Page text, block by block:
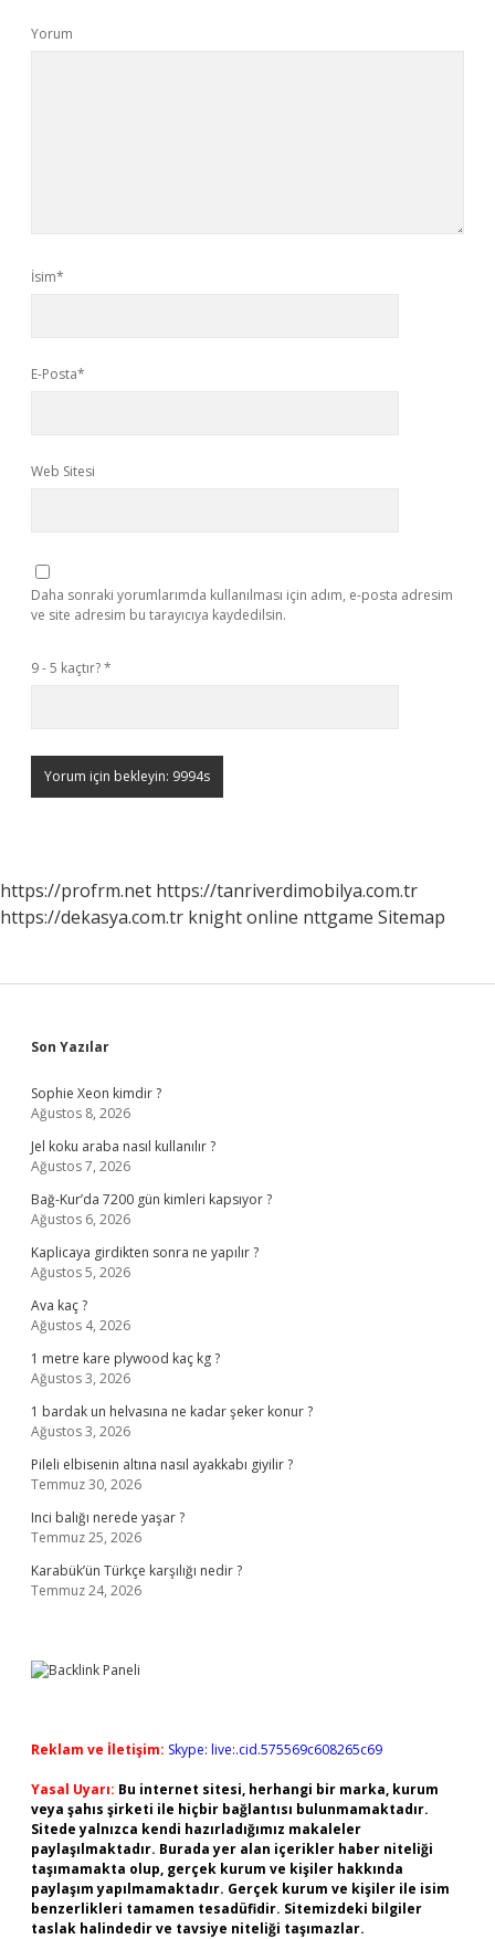
Yorum
İsim*
E-Posta*
Web Sitesi
Daha sonraki yorumlarımda kullanılması için adım, e-posta adresim
ve site adresim bu tarayıcıya kaydedilsin.
9 - 5 kaçtır?*
https://profrm.net https://tanriverdimobilya.com.tr
https://dekasya.com.tr knight online nttgame Sitemap
Sidebar
Son Yazılar
Sophie Xeon kimdir ?
Ağustos 8, 2026
Jel koku araba nasıl kullanılır ?
Ağustos 7, 2026
Bağ-Kur’da 7200 gün kimleri kapsıyor ?
Ağustos 6, 2026
Kaplicaya girdikten sonra ne yapılır ?
Ağustos 5, 2026
Ava kaç ?
Ağustos 4, 2026
1 metre kare plywood kaç kg ?
Ağustos 3, 2026
1 bardak un helvasına ne kadar şeker konur ?
Ağustos 3, 2026
Pileli elbisenin altına nasıl ayakkabı giyilir ?
Temmuz 30, 2026
Inci balığı nerede yaşar ?
Temmuz 25, 2026
Karabük’ün Türkçe karşılığı nedir ?
Temmuz 24, 2026
Reklam ve İletişim: Skype: live:.cid.575569c608265c69
Yasal Uyarı: Bu internet sitesi, herhangi bir marka, kurum
veya şahıs şirketi ile hiçbir bağlantısı bulunmamaktadır.
Sitede yalnızca kendi hazırladığımız makaleler
paylaşılmaktadır. Burada yer alan içerikler haber niteliği
taşımamakta olup, gerçek kurum ve kişiler hakkında
paylaşım yapılmamaktadır. Gerçek kurum ve kişiler ile isim
benzerlikleri tamamen tesadüfidir. Sitemizdeki bilgiler
taslak halindedir ve tavsiye niteliği taşımazlar.